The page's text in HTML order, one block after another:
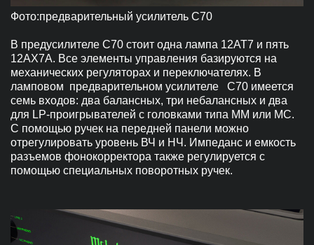
Фото:предварительный усилитель C70
В предусилителе C70 стоит одна лампа 12AT7 и пять
12AX7A. Все элементы управления базируются на
механических регуляторах и переключателях. В
ламповом предварительном усилителе C70 имеется
семь входов: два балансных, три небалансных и два
для LP-проигрывателей с головками типа MM или MC.
С помощью ручек на передней панели можно
отрегулировать уровень ВЧ и НЧ. Импеданс и емкость
разъемов фонокорректора также регулируется с
помощью специальных поворотных ручек.